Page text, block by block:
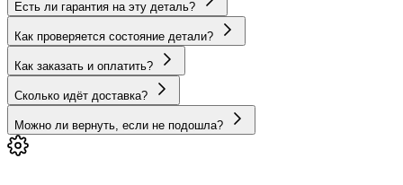
Есть ли гарантия на эту деталь?
Как проверяется состояние детали?
Как заказать и оплатить?
Сколько идёт доставка?
Можно ли вернуть, если не подошла?